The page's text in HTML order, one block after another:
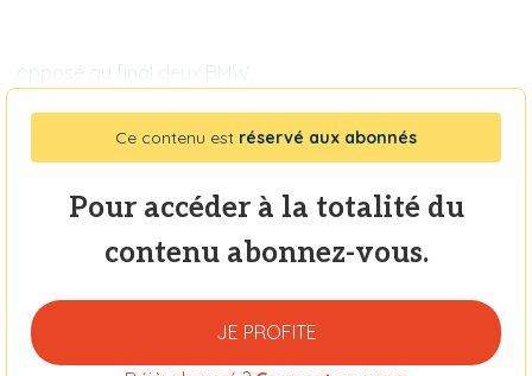
...opposé au final deux BMW,
Ce contenu est réservé aux abonnés
Pour accéder à la totalité du
contenu abonnez-vous.
JE PROFITE